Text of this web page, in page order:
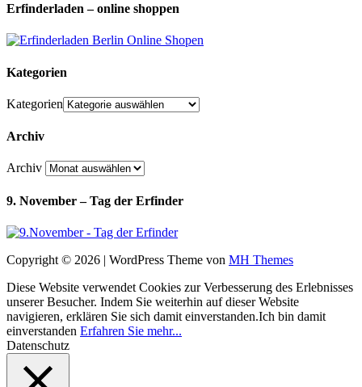
Erfinderladen – online shoppen
Kategorien
Kategorien
Archiv
Archiv
9. November – Tag der Erfinder
Copyright © 2026 | WordPress Theme von MH Themes
Diese Website verwendet Cookies zur Verbesserung des Erlebnisses
unserer Besucher. Indem Sie weiterhin auf dieser Website
navigieren, erklären Sie sich damit einverstanden.Ich bin damit
einverstanden Erfahren Sie mehr...
Datenschutz